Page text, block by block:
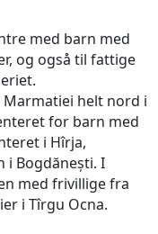
med barn med
og også til fattige
helt nord i
for barn med
i Hîrja,
i Bogdănești. I
med frivillige fra
i Tîrgu Ocna.